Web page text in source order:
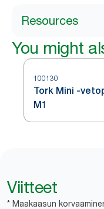
Resources
You might
100130
Tork Mini -
M1
Viitteet
* Maakaasun